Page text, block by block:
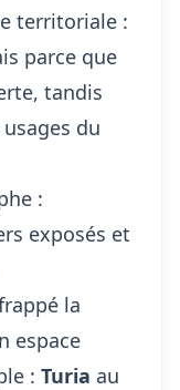
territoriale :
parce que
tandis
du
:
exposés et
la
espace
: Turia au